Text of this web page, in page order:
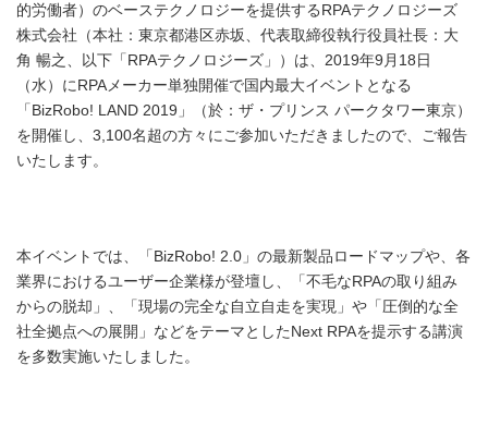
的労働者）のベーステクノロジーを提供するRPAテクノロジーズ
株式会社（本社：東京都港区赤坂、代表取締役執行役員社長：大
角 暢之、以下「RPAテクノロジーズ」）は、2019年9月18日
（水）にRPAメーカー単独開催で国内最大イベントとなる
「BizRobo! LAND 2019」（於：ザ・プリンス パークタワー東京）
を開催し、3,100名超の方々にご参加いただきましたので、ご報告
いたします。
本イベントでは、「BizRobo! 2.0」の最新製品ロードマップや、各
業界におけるユーザー企業様が登壇し、「不毛なRPAの取り組み
からの脱却」、「現場の完全な自立自走を実現」や「圧倒的な全
社全拠点への展開」などをテーマとしたNext RPAを提示する講演
を多数実施いたしました。